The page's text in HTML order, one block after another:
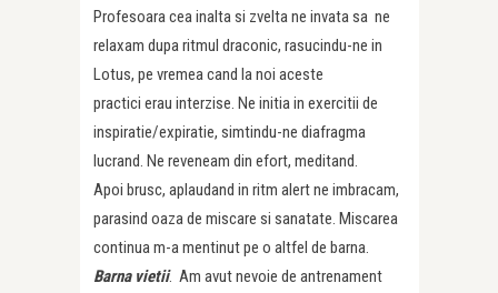
Profesoara cea inalta si zvelta ne invata sa ne
relaxam dupa ritmul draconic, rasucindu-ne in
Lotus, pe vremea cand la noi aceste
practici erau interzise. Ne initia in exercitii de
inspiratie/expiratie, simtindu-ne diafragma
lucrand. Ne reveneam din efort, meditand.
Apoi brusc, aplaudand in ritm alert ne imbracam,
parasind oaza de miscare si sanatate. Miscarea
continua m-a mentinut pe o altfel de barna.
Barna vietii. Am avut nevoie de antrenament